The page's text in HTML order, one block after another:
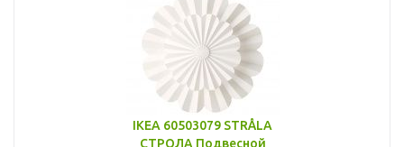
IKEA 60503079 STRÅLA
СТРОЛА Подвесной